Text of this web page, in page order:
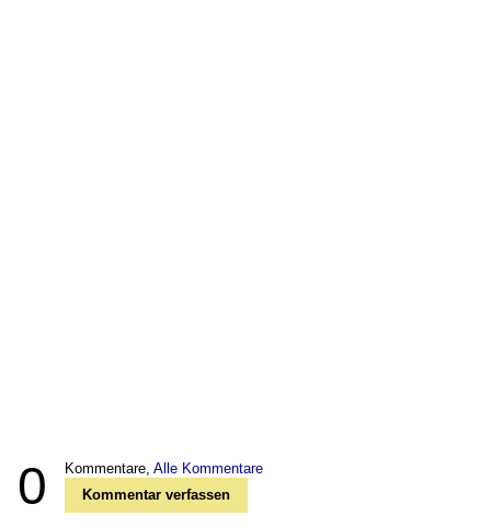
0 Kommentare, Alle Kommentare
Kommentar verfassen